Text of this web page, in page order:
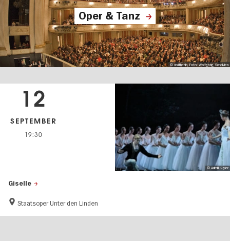
Oper & Tanz
© visitberlin, Foto: Wolfgang Scholvien
Giselle
Staatsoper Unter den Linden
12
SEPTEMBER
19:30
© Admill Kuyler